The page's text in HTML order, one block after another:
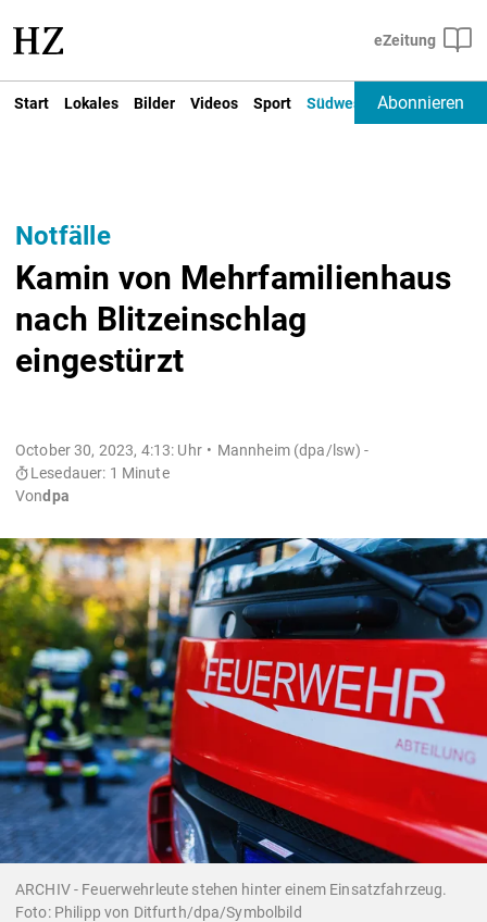
Start Lokales Bilder Videos Sport Südwest Deutschland
Abonnieren
Notfälle
Kamin von Mehrfamilienhaus
nach Blitzeinschlag
eingestürzt
October 30, 2023, 4:13: Uhr
Mannheim (dpa/lsw) -
Lesedauer: 1 Minute
Vondpa
ARCHIV - Feuerwehrleute stehen hinter einem Einsatzfahrzeug.
Foto: Philipp von Ditfurth/dpa/Symbolbild